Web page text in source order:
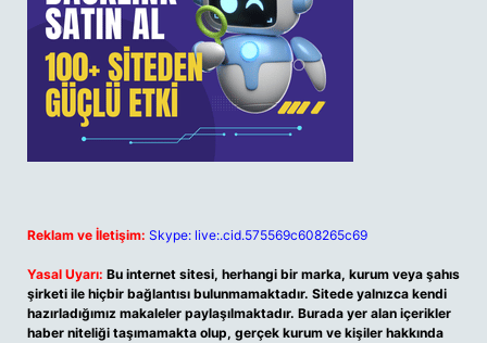
Reklam ve İletişim: Skype: live:.cid.575569c608265c69
Yasal Uyarı: Bu internet sitesi, herhangi bir marka, kurum veya şahıs
şirketi ile hiçbir bağlantısı bulunmamaktadır. Sitede yalnızca kendi
hazırladığımız makaleler paylaşılmaktadır. Burada yer alan içerikler
haber niteliği taşımamakta olup, gerçek kurum ve kişiler hakkında